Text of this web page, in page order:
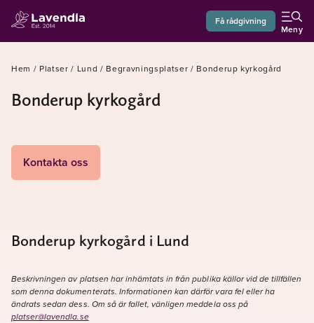
Få rådgivning
Meny
Hem / Platser / Lund / Begravningsplatser / Bonderup kyrkogård
Bonderup kyrkogård
Kontakta oss
Bonderup kyrkogård i Lund
Beskrivningen av platsen har inhämtats in från publika källor vid de tillfällen
som denna dokumenterats. Informationen kan därför vara fel eller ha
ändrats sedan dess. Om så är fallet, vänligen meddela oss på
platser@lavendla.se